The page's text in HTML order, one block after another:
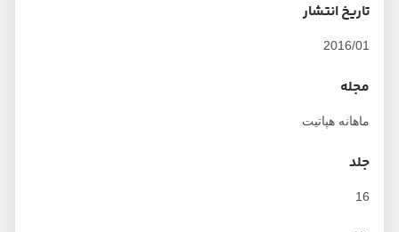
تاریخ انتشار
2016/01
مجله
ماهانه هپاتیت